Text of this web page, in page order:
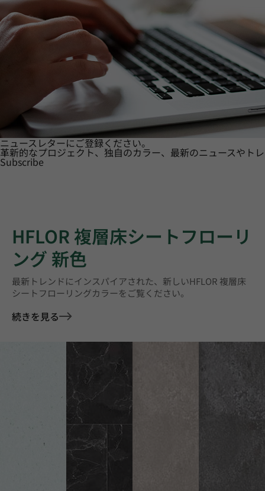
ニュースレターにご登録ください。
革新的なプロジェクト、独自のカラー、最新のニュースやト
Subscribe
HFLOR 複層床シートフローリ
ング 新色
最新トレンドにインスパイアされた、新しいHFLOR 複層床
シートフローリングカラーをご覧ください。
続きを見る